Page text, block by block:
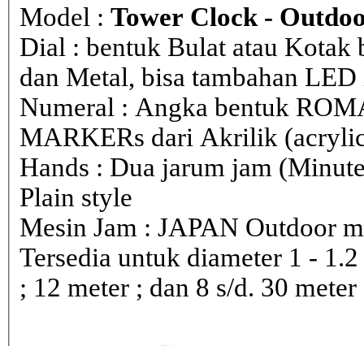
Model : Tower Clock -
Dial : bentuk Bulat atau
dan Metal, bisa tambahan
Numeral : Angka bentuk
MARKERs dari Akrilik
Hands : Dua jarum jam
Plain style
Mesin Jam : JAPAN Outdoor
Tersedia untuk diameter 1 -
; 12 meter ; dan 8 s/d. 30 meter